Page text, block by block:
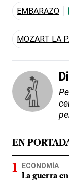
EMBARAZO
MOZART LA
EN
ECONOMÍA
La guerra